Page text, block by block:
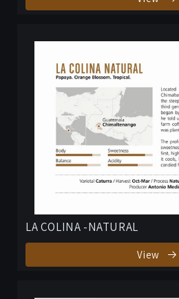
LA COLINA -NATURAL
View